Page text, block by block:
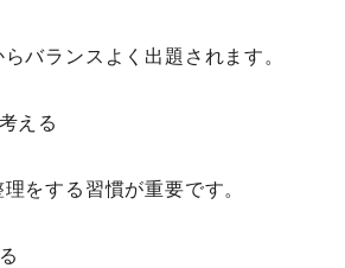
バランスよく出題されます。
える
をする習慣が重要です。